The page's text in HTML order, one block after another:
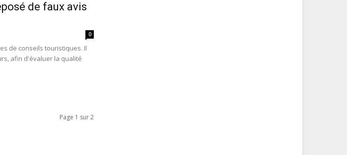
de faux avis
0
de conseils touristiques. Il
afin d'évaluer la qualité
Page 1 sur 2